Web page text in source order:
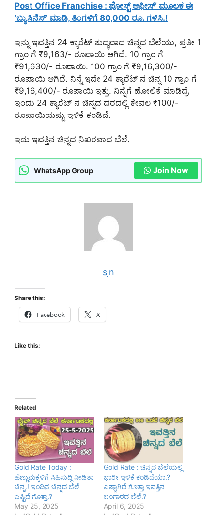
Post Office Franchise : ಪೋಸ್ಟ್ ಆಫೀಸ್’ ಮೂಲಕ ಈ
‘ಬ್ಯುಸಿನೆಸ್’ ಮಾಡಿ, ತಿಂಗಳಿಗೆ 80,000 ರೂ. ಗಳಿಸಿ.!
ಇನ್ನು ಇವತ್ತಿನ 24 ಕ್ಯಾರೆಟ್ ಶುದ್ಧವಾದ ಚಿನ್ನದ ಬೆಲೆಯು, ಪ್ರತೀ 1
ಗ್ರಾಂ ಗೆ ₹9,163/- ರೂಪಾಯಿ ಆಗಿದೆ. 10 ಗ್ರಾಂ ಗೆ
₹91,630/- ರೂಪಾಯಿ. 100 ಗ್ರಾಂ ಗೆ ₹9,16,300/-
ರೂಪಾಯಿ ಆಗಿದೆ. ನಿನ್ನೆ ಇದೇ 24 ಕ್ಯಾರೆಟ್ ನ ಚಿನ್ನ 10 ಗ್ರಾಂ ಗೆ
₹9,16,400/- ರೂಪಾಯಿ ಇತ್ತು. ನಿನ್ನೆಗೆ ಹೋಲಿಕೆ ಮಾಡಿದ್ರೆ
ಇಂದು 24 ಕ್ಯಾರೆಟ್ ನ ಚಿನ್ನದ ದರದಲ್ಲಿ ಕೇವಲ ₹100/-
ರೂಪಾಯಿಯಷ್ಟು ಇಳಿಕೆ ಕಂಡಿದೆ.
ಇದು ಇವತ್ತಿನ ಚಿನ್ನದ ನಿಖರವಾದ ಬೆಲೆ.
WhatsApp Group Join Now
sjn
Share this:
Facebook X
Like this:
Related
Gold Rate Today :
ಹೆಣ್ಣುಮಕ್ಕಳಿಗೆ ಸಿಹಿಸುದ್ಧಿ ನೀಡಿತಾ
ಚಿನ್ನ.! ಇಂದಿನ ಚಿನ್ನದ ಬೆಲೆ
ಎಷ್ಟಿದೆ ಗೊತ್ತಾ.?
May 25, 2025
Gold Rate : ಚಿನ್ನದ ಬೆಲೆಯಲ್ಲಿ
ಭಾರೀ ಇಳಿಕೆ ಕಂಡಿದೆಯಾ.?
ಎಷ್ಟಾಗಿದೆ ಗೊತ್ತಾ ಇವತ್ತಿನ
ಬಂಗಾರದ ಬೆಲೆ.?
April 6, 2025